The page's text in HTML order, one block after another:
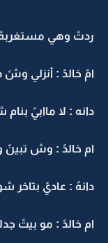
ردتً وهي مستغربهً :
امً خالدً : أنزلي
دانه : لا ماابيً
ام خالدً : وش تبينً
دانهً : عاديً بتاخر
ام خالدً : مو بيتً